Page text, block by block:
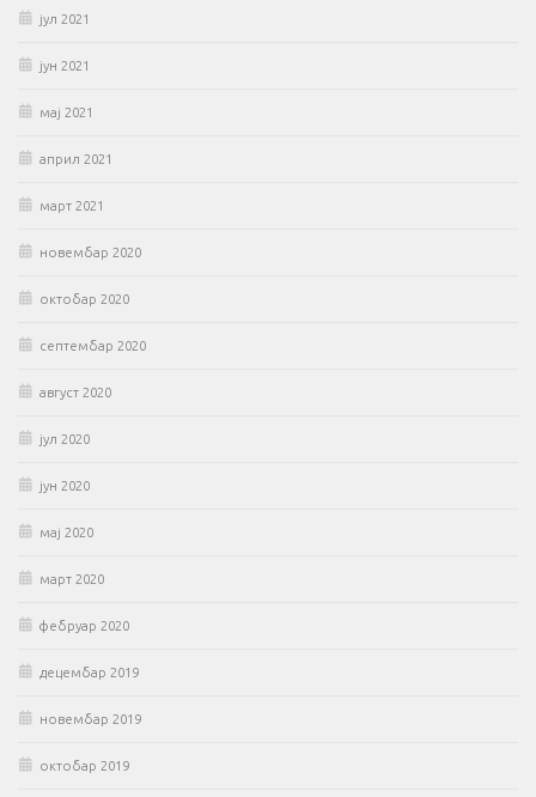
јул 2021
јун 2021
мај 2021
април 2021
март 2021
новембар 2020
октобар 2020
септембар 2020
август 2020
јул 2020
јун 2020
мај 2020
март 2020
фебруар 2020
децембар 2019
новембар 2019
октобар 2019